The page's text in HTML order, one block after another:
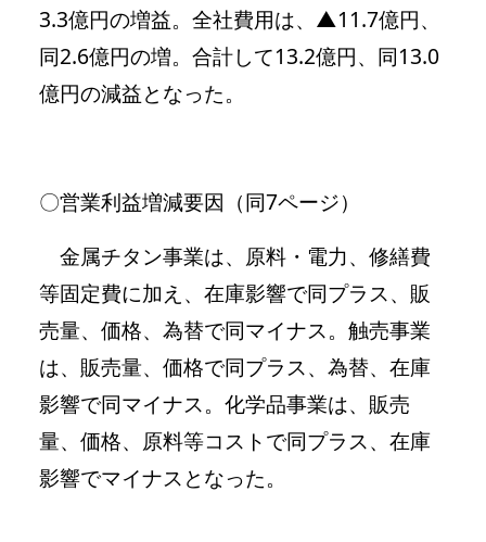
3.3億円の増益。全社費用は、▲11.7億円、
同2.6億円の増。合計して13.2億円、同13.0
億円の減益となった。
〇営業利益増減要因（同7ページ）
金属チタン事業は、原料・電力、修繕費
等固定費に加え、在庫影響で同プラス、販
売量、価格、為替で同マイナス。触売事業
は、販売量、価格で同プラス、為替、在庫
影響で同マイナス。化学品事業は、販売
量、価格、原料等コストで同プラス、在庫
影響でマイナスとなった。